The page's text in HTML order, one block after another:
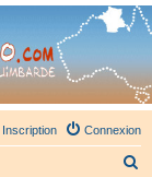
Connexion
Inscription